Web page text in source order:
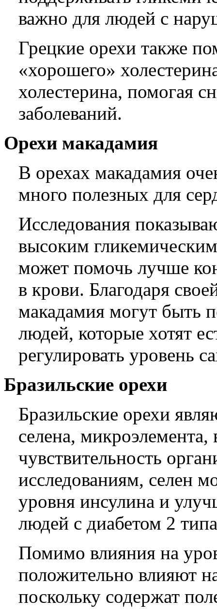
важно для людей с
Грецкие орехи также
«хорошего»
холестерина, помогая
заболеваний.
Орехи макадамия
В орехах макадамия
много полезных для
Исследования
высоким
может помочь лучше
в крови. Благодаря
макадамия могут быть
людей, которые хотят
регулировать уровень
Бразильские орехи
Бразильские орехи
селена,
чувствительность
исследованиям, селен
уровня инсулина и
людей с диабетом 2
Помимо влияния на
положительно влияют
поскольку содержат